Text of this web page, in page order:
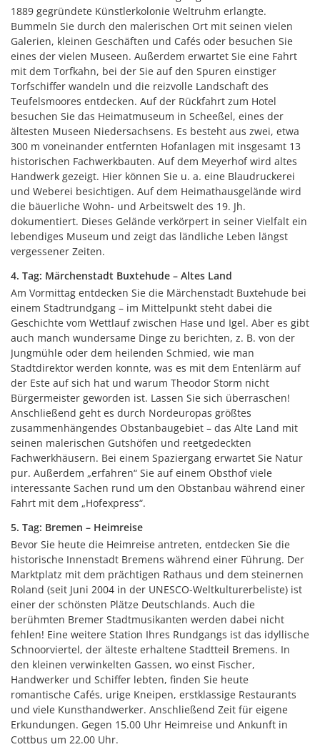
1889 gegründete Künstlerkolonie Weltruhm erlangte.
Bummeln Sie durch den malerischen Ort mit seinen vielen
Galerien, kleinen Geschäften und Cafés oder besuchen Sie
eines der vielen Museen. Außerdem erwartet Sie eine Fahrt
mit dem Torfkahn, bei der Sie auf den Spuren einstiger
Torfschiffer wandeln und die reizvolle Landschaft des
Teufelsmoores entdecken. Auf der Rückfahrt zum Hotel
besuchen Sie das Heimatmuseum in Scheeßel, eines der
ältesten Museen Niedersachsens. Es besteht aus zwei, etwa
300 m voneinander entfernten Hofanlagen mit insgesamt 13
historischen Fachwerkbauten. Auf dem Meyerhof wird altes
Handwerk gezeigt. Hier können Sie u. a. eine Blaudruckerei
und Weberei besichtigen. Auf dem Heimathausgelände wird
die bäuerliche Wohn- und Arbeitswelt des 19. Jh.
dokumentiert. Dieses Gelände verkörpert in seiner Vielfalt ein
lebendiges Museum und zeigt das ländliche Leben längst
vergessener Zeiten.
4. Tag: Märchenstadt Buxtehude – Altes Land
Am Vormittag entdecken Sie die Märchenstadt Buxtehude bei
einem Stadtrundgang – im Mittelpunkt steht dabei die
Geschichte vom Wettlauf zwischen Hase und Igel. Aber es gibt
auch manch wundersame Dinge zu berichten, z. B. von der
Jungmühle oder dem heilenden Schmied, wie man
Stadtdirektor werden konnte, was es mit dem Entenlärm auf
der Este auf sich hat und warum Theodor Storm nicht
Bürgermeister geworden ist. Lassen Sie sich überraschen!
Anschließend geht es durch Nordeuropas größtes
zusammenhängendes Obstanbaugebiet – das Alte Land mit
seinen malerischen Gutshöfen und reetgedeckten
Fachwerkhäusern. Bei einem Spaziergang erwartet Sie Natur
pur. Außerdem „erfahren“ Sie auf einem Obsthof viele
interessante Sachen rund um den Obstanbau während einer
Fahrt mit dem „Hofexpress“.
5. Tag: Bremen – Heimreise
Bevor Sie heute die Heimreise antreten, entdecken Sie die
historische Innenstadt Bremens während einer Führung. Der
Marktplatz mit dem prächtigen Rathaus und dem steinernen
Roland (seit Juni 2004 in der UNESCO-Weltkulturerbeliste) ist
einer der schönsten Plätze Deutschlands. Auch die
berühmten Bremer Stadtmusikanten werden dabei nicht
fehlen! Eine weitere Station Ihres Rundgangs ist das idyllische
Schnoorviertel, der älteste erhaltene Stadtteil Bremens. In
den kleinen verwinkelten Gassen, wo einst Fischer,
Handwerker und Schiffer lebten, finden Sie heute
romantische Cafés, urige Kneipen, erstklassige Restaurants
und viele Kunsthandwerker. Anschließend Zeit für eigene
Erkundungen. Gegen 15.00 Uhr Heimreise und Ankunft in
Cottbus um 22.00 Uhr.